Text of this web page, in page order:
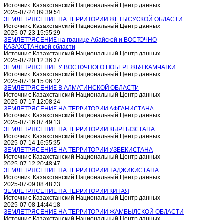
Источник: Казахстанский Национальный Центр данных
2025-07-24 09:39:54
ЗЕМЛЕТРЯСЕНИЕ НА ТЕРРИТОРИИ ЖЕТЫСУСКОЙ ОБЛАСТИ
Источник: Казахстанский Национальный Центр данных
2025-07-23 15:55:29
ЗЕМЛЕТРЯСЕНИЕ на границе Абайской и ВОСТОЧНО
КАЗАХСТАНской области
Источник: Казахстанский Национальный Центр данных
2025-07-20 12:36:37
ЗЕМЛЕТРЯСЕНИЕ У ВОСТОЧНОГО ПОБЕРЕЖЬЯ КАМЧАТКИ
Источник: Казахстанский Национальный Центр данных
2025-07-19 15:06:12
ЗЕМЛЕТРЯСЕНИЕ В АЛМАТИНСКОЙ ОБЛАСТИ
Источник: Казахстанский Национальный Центр данных
2025-07-17 12:08:24
ЗЕМЛЕТРЯСЕНИЕ НА ТЕРРИТОРИИ АФГАНИСТАНА
Источник: Казахстанский Национальный Центр данных
2025-07-16 07:49:13
ЗЕМЛЕТРЯСЕНИЕ НА ТЕРРИТОРИИ КЫРГЫЗСТАНА
Источник: Казахстанский Национальный Центр данных
2025-07-14 16:55:35
ЗЕМЛЕТРЯСЕНИЕ НА ТЕРРИТОРИИ УЗБЕКИСТАНА
Источник: Казахстанский Национальный Центр данных
2025-07-12 20:48:47
ЗЕМЛЕТРЯСЕНИЕ НА ТЕРРИТОРИИ ТАДЖИКИСТАНА
Источник: Казахстанский Национальный Центр данных
2025-07-09 08:48:23
ЗЕМЛЕТРЯСЕНИЕ НА ТЕРРИТОРИИ КИТАЯ
Источник: Казахстанский Национальный Центр данных
2025-07-08 14:44:18
ЗЕМЛЕТРЯСЕНИЕ НА ТЕРРИТОРИИ ЖАМБЫЛСКОЙ ОБЛАСТИ
Источник: Казахстанский Национальный Центр данных